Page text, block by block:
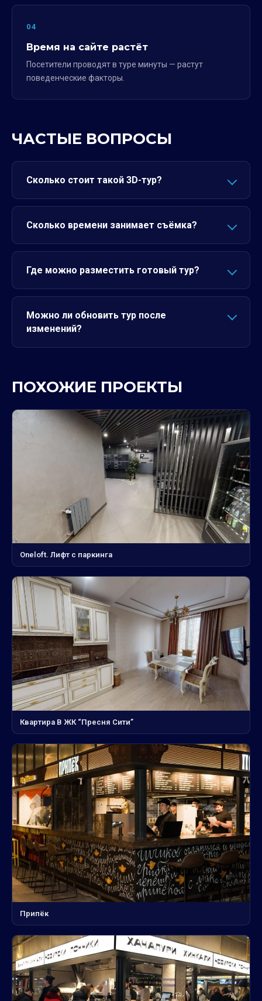
04
Время на сайте растёт
Посетители проводят в туре минуты — растут
поведенческие факторы.
ЧАСТЫЕ ВОПРОСЫ
Сколько стоит такой 3D-тур?
Сколько времени занимает съёмка?
Где можно разместить готовый тур?
Можно ли обновить тур после
изменений?
ПОХОЖИЕ ПРОЕКТЫ
Oneloft. Лифт с паркинга
Квартира В ЖК “Пресня Сити”
Припёк